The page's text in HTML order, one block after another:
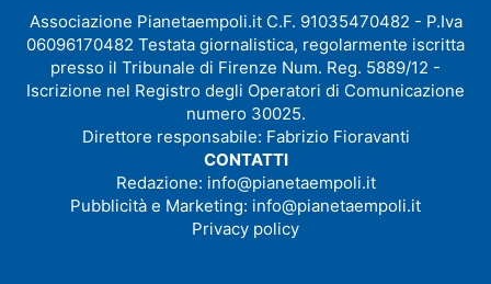
Associazione Pianetaempoli.it C.F. 91035470482 - P.Iva
06096170482 Testata giornalistica, regolarmente iscritta
presso il Tribunale di Firenze Num. Reg. 5889/12 -
Iscrizione nel Registro degli Operatori di Comunicazione
numero 30025.
Direttore responsabile: Fabrizio Fioravanti
CONTATTI
Redazione: info@pianetaempoli.it
Pubblicità e Marketing: info@pianetaempoli.it
Privacy policy